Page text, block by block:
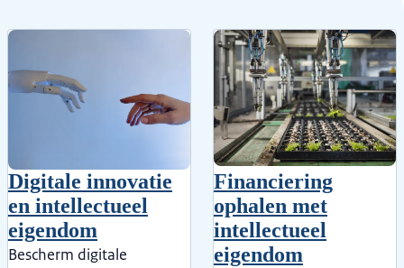
Digitale innovatie
en intellectueel
eigendom
Bescherm digitale
Financiering
ophalen met
intellectueel
eigendom